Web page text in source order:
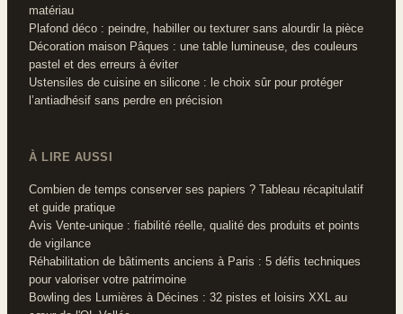
matériau
Plafond déco : peindre, habiller ou texturer sans alourdir la pièce
Décoration maison Pâques : une table lumineuse, des couleurs
pastel et des erreurs à éviter
Ustensiles de cuisine en silicone : le choix sûr pour protéger
l’antiadhésif sans perdre en précision
À LIRE AUSSI
Combien de temps conserver ses papiers ? Tableau récapitulatif
et guide pratique
Avis Vente-unique : fiabilité réelle, qualité des produits et points
de vigilance
Réhabilitation de bâtiments anciens à Paris : 5 défis techniques
pour valoriser votre patrimoine
Bowling des Lumières à Décines : 32 pistes et loisirs XXL au